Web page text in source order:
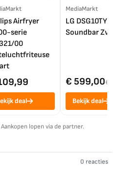
Airfryer
serie
00
deal
MediaMarkt
LG DSG10TY
Soundbar
€ 599,00€
Bekijk deal
lopen via de partner.
0 reacties